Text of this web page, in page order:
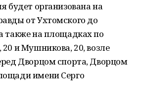
будет организована на
от Ухтомского до
также на площадках по
и Мушникова, 20, возле
Дворцом спорта, Дворцом
имени Серго